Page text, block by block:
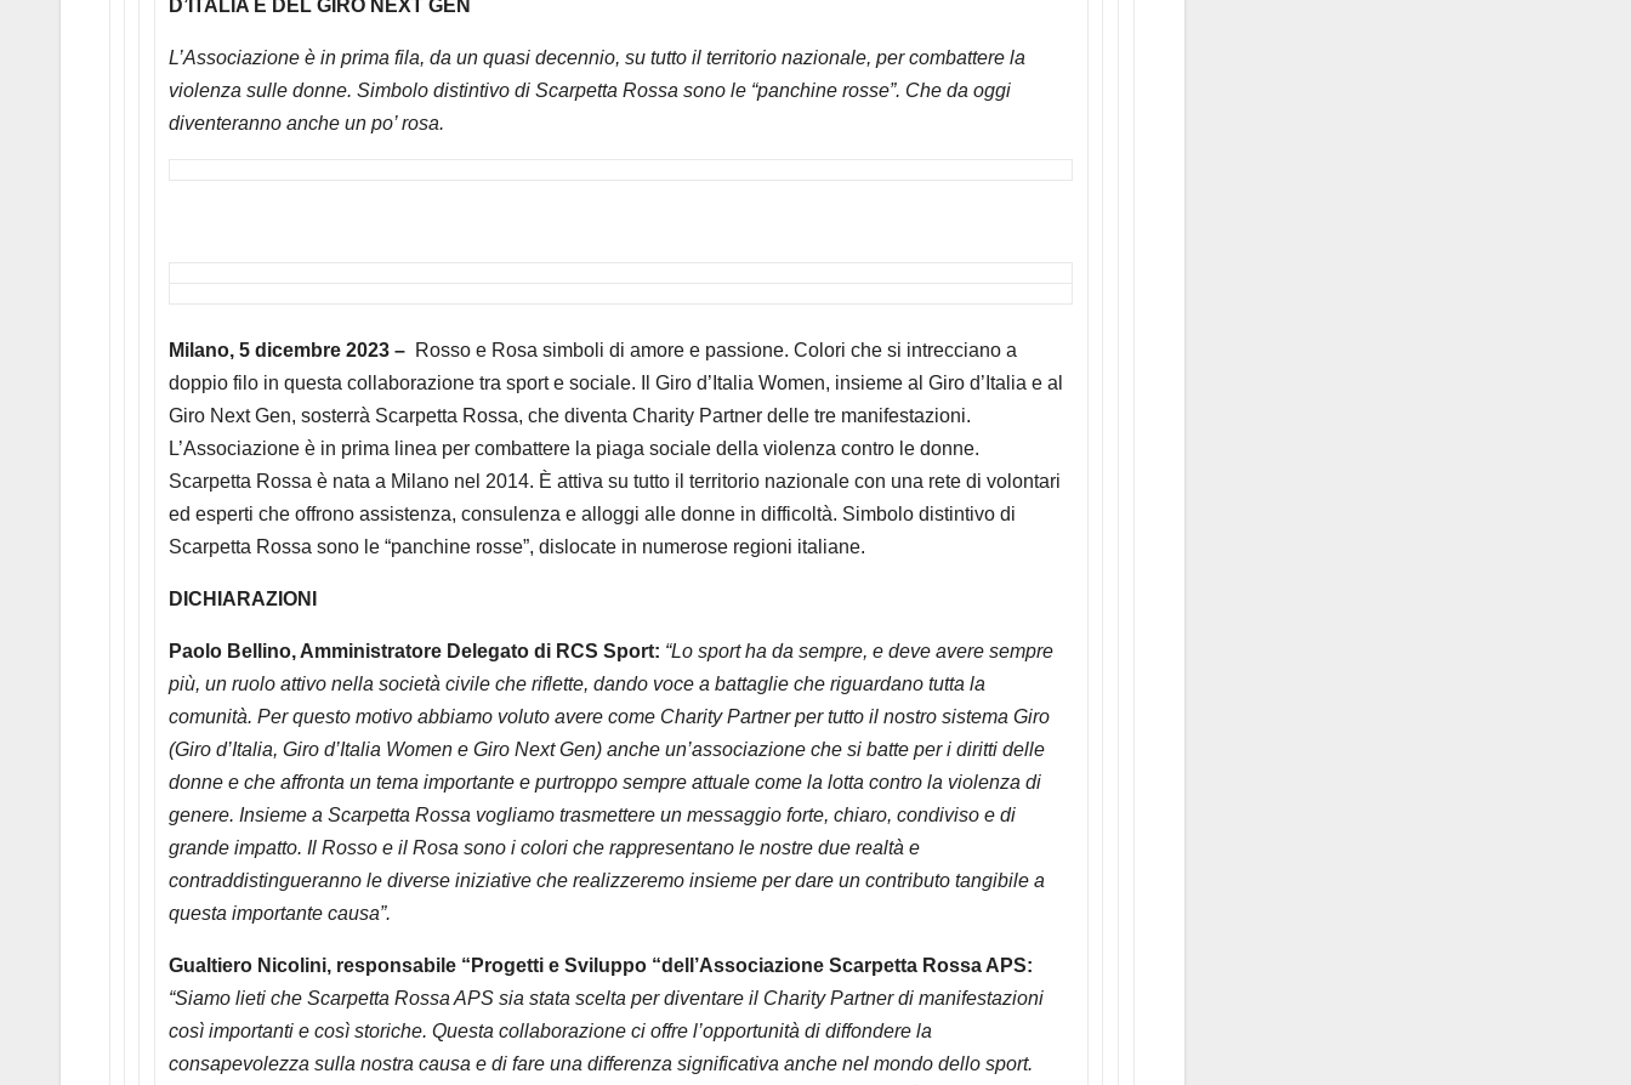
D’ITALIA E DEL GIRO NEXT GEN
L’Associazione è in prima fila, da un quasi decennio, su tutto il territorio nazionale, per combattere la
violenza sulle donne. Simbolo distintivo di Scarpetta Rossa sono le “panchine rosse”. Che da oggi
diventeranno anche un po’ rosa.
Milano, 5 dicembre 2023 –Rosso e Rosa simboli di amore e passione. Colori che si intrecciano a
doppio filo in questa collaborazione tra sport e sociale. Il Giro d’Italia Women, insieme al Giro d’Italia e al
Giro Next Gen, sosterrà Scarpetta Rossa, che diventa Charity Partner delle tre manifestazioni.
L’Associazione è in prima linea per combattere la piaga sociale della violenza contro le donne.
Scarpetta Rossa è nata a Milano nel 2014. È attiva su tutto il territorio nazionale con una rete di volontari
ed esperti che offrono assistenza, consulenza e alloggi alle donne in difficoltà. Simbolo distintivo di
Scarpetta Rossa sono le “panchine rosse”, dislocate in numerose regioni italiane.
DICHIARAZIONI
Paolo Bellino, Amministratore Delegato di RCS Sport: “Lo sport ha da sempre, e deve avere sempre
più, un ruolo attivo nella società civile che riflette, dando voce a battaglie che riguardano tutta la
comunità. Per questo motivo abbiamo voluto avere come Charity Partner per tutto il nostro sistema Giro
(Giro d’Italia, Giro d’Italia Women e Giro Next Gen) anche un’associazione che si batte per i diritti delle
donne e che affronta un tema importante e purtroppo sempre attuale come la lotta contro la violenza di
genere. Insieme a Scarpetta Rossa vogliamo trasmettere un messaggio forte, chiaro, condiviso e di
grande impatto. Il Rosso e il Rosa sono i colori che rappresentano le nostre due realtà e
contraddistingueranno le diverse iniziative che realizzeremo insieme per dare un contributo tangibile a
questa importante causa”.
Gualtiero Nicolini, responsabile “Progetti e Sviluppo “dell’Associazione Scarpetta Rossa APS:
“Siamo lieti che Scarpetta Rossa APS sia stata scelta per diventare il Charity Partner di manifestazioni
così importanti e così storiche. Questa collaborazione ci offre l’opportunità di diffondere la
consapevolezza sulla nostra causa e di fare una differenza significativa anche nel mondo dello sport.